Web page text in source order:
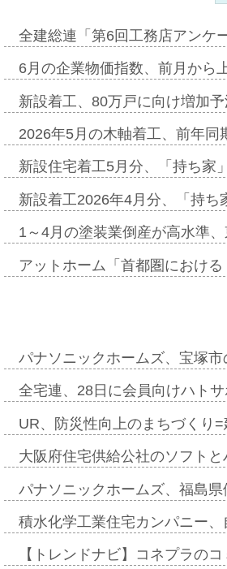
全建総連「第6回工務店アンケ
6月の企業物価指数、前月か
新設着工、80万戸に向け増加
2026年5月の木軸着工、前年
新設住宅着工5月分、「持ち
新設着工2026年4月分、「持
1～4月の塗装業倒産が高水準
アットホーム「首都圏におけ
パナソニックホームズ、宝塚
全宅連、28日に会員向けハト
UR、防災性向上のまちづくり
大阪府住宅供給公社のソフト
パナソニックホームズ、福島
積水化学工業住宅カンパニー
【トレンドナビ】コネプラの